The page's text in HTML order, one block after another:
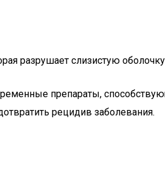
разрушает слизистую
препараты,
рецидив заболевания.